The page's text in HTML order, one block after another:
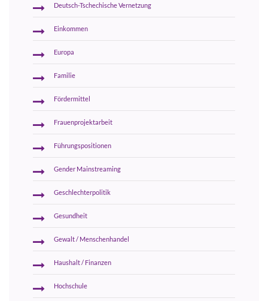
Deutsch-Tschechische Vernetzung
Einkommen
Europa
Familie
Fördermittel
Frauenprojektarbeit
Führungspositionen
Gender Mainstreaming
Geschlechterpolitik
Gesundheit
Gewalt / Menschenhandel
Haushalt / Finanzen
Hochschule